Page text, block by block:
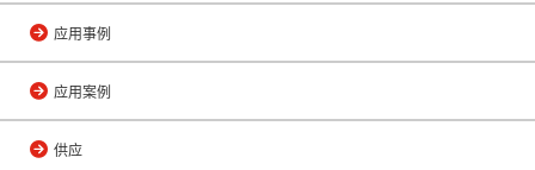
应用事例
应用案例
供应